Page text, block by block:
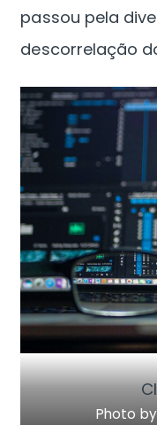
passou pela
descorrelação
Photo